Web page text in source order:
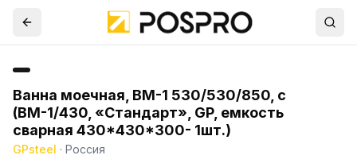
Ванна моечная, ВМ-1 530/530/850, с
(ВМ-1/430, «Стандарт», GP, емкость
сварная 430*430*300- 1шт.)
GPsteel · Россия